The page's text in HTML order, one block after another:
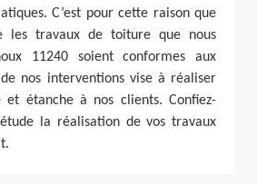
C’est pour cette raison que
les travaux de toiture que nous
11240 soient conformes aux
nos interventions vise à réaliser
étanche à nos clients. Confiez-
la réalisation de vos travaux